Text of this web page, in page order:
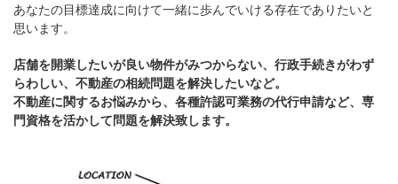
あなたの目標達成に向けて一緒に歩んでいける存在でありたいと
思います。
店舗を開業したいが良い物件がみつからない、行政手続きがわず
らわしい、不動産の相続問題を解決したいなど。
不動産に関するお悩みから、各種許認可業務の代行申請など、専
門資格を活かして問題を解決致します。